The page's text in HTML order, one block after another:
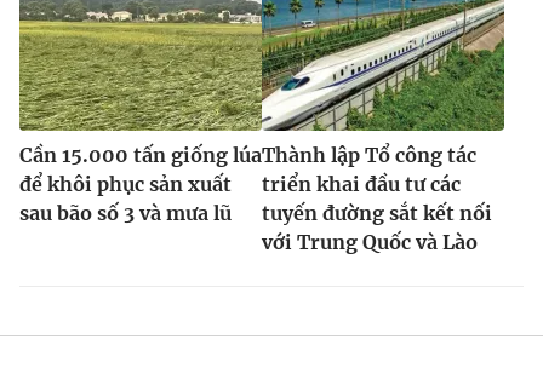
Cần 15.000 tấn giống lúa
để khôi phục sản xuất
sau bão số 3 và mưa lũ
Thành lập Tổ công tác
triển khai đầu tư các
tuyến đường sắt kết nối
với Trung Quốc và Lào